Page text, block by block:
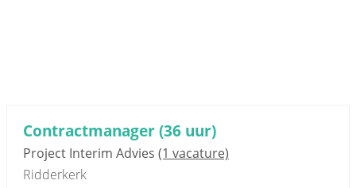
Contractmanager (36 uur)
Project Interim Advies (1 vacature)
Ridderkerk